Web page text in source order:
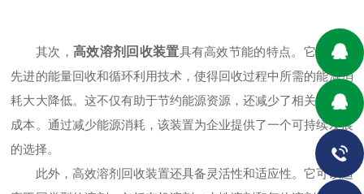
其次， 高效溶剂回收装置具有高效节能的特点。它采用了
先进的能量回收和循环利用技术，使得回收过程中所需的能源消
耗大大降低。这不仅有助于节约能源资源，还减少了相关的运营
成本。通过减少能源消耗，该装置为企业提供了一个可持续发展
的选择。
此外，高效溶剂回收装置还具备灵活性和适应性。它可以适